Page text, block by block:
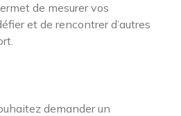
de mesurer vos
et de rencontrer d’autres
demander un